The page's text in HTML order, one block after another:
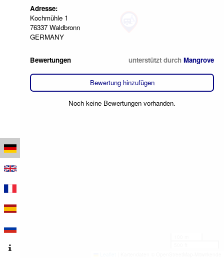
Adresse:
Kochmühle 1
76337 Waldbronn
GERMANY
Bewertungen unterstützt durch Mangrove
Bewertung hinzufügen
Noch keine Bewertungen vorhanden.